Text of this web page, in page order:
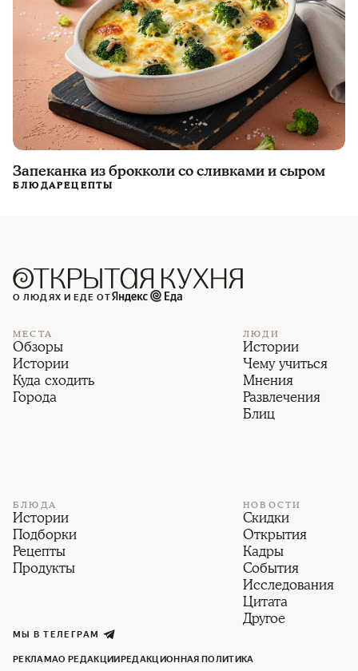
Запеканка из брокколи со сливками и сыром
БЛЮДАРЕЦЕПТЫ
О ЛЮДЯХ И ЕДЕ ОТ
МЕСТА
Обзоры
Истории
Куда сходить
Города
ЛЮДИ
Истории
Чему учиться
Мнения
Развлечения
Блиц
БЛЮДА
Истории
Подборки
Рецепты
Продукты
НОВОСТИ
Скидки
Открытия
Кадры
События
Исследования
Цитата
Другое
МЫ В ТЕЛЕГРАМ
РЕКЛАМАО РЕДАКЦИИРЕДАКЦИОННАЯ ПОЛИТИКА